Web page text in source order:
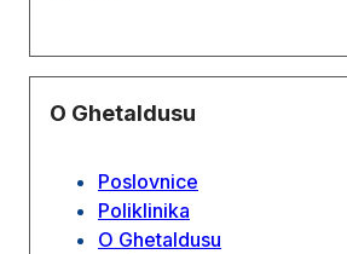
O Ghetaldusu
Poslovnice
Poliklinika
O Ghetaldusu